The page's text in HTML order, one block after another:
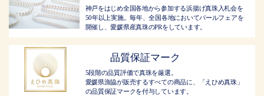
神戸をはじめ全国各地から参加する浜揚げ真珠入札会を
50年以上実施。毎年、全国各地においてパールフェアを
開催し、愛媛県産真珠のPRをしています。
品質保証マーク
5段階の品質評価で真珠を厳選。
愛媛県漁協が販売するすべての商品に、「えひめ真珠」
の品質保証マークを付与しています。